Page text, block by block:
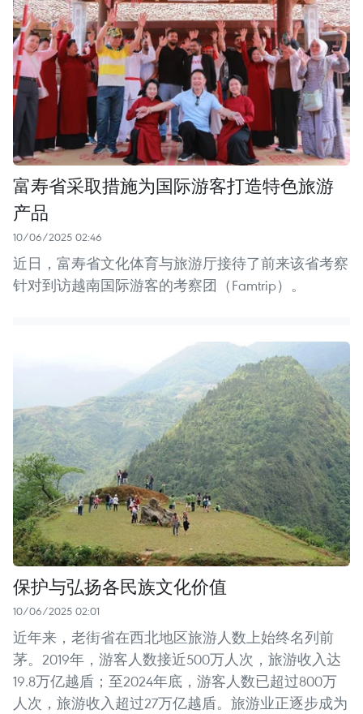
富寿省采取措施为国际游客打造特色旅游
产品
10/06/2025 02:46
近日，富寿省文化体育与旅游厅接待了前来该省考察
针对到访越南国际游客的考察团（Famtrip）。
保护与弘扬各民族文化价值
10/06/2025 02:01
近年来，老街省在西北地区旅游人数上始终名列前
茅。2019年，游客人数接近500万人次，旅游收入达
19.8万亿越盾；至2024年底，游客人数已超过800万
人次，旅游收入超过27万亿越盾。旅游业正逐步成为